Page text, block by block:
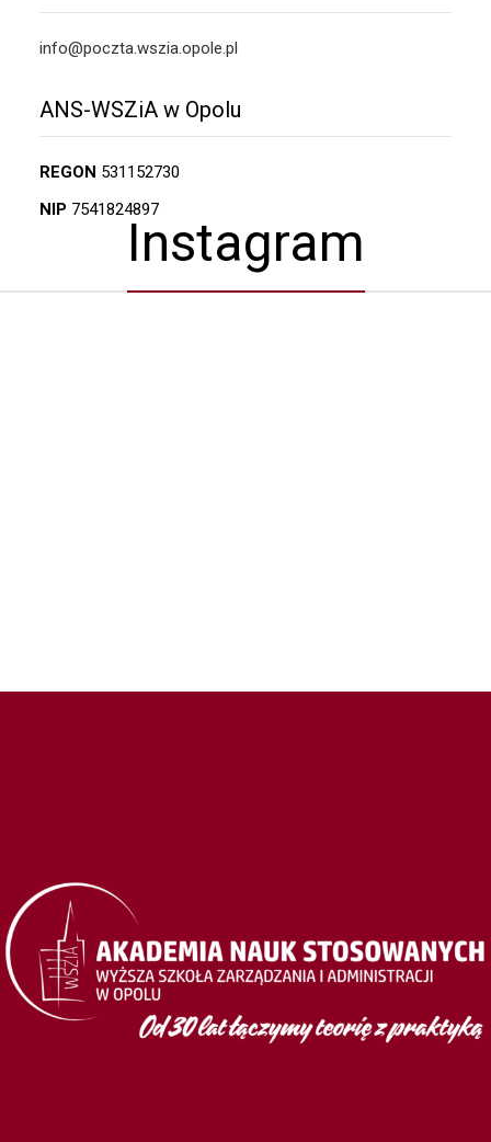
info@poczta.wszia.opole.pl
ANS-WSZiA w Opolu
REGON 531152730
NIP 7541824897
Instagram